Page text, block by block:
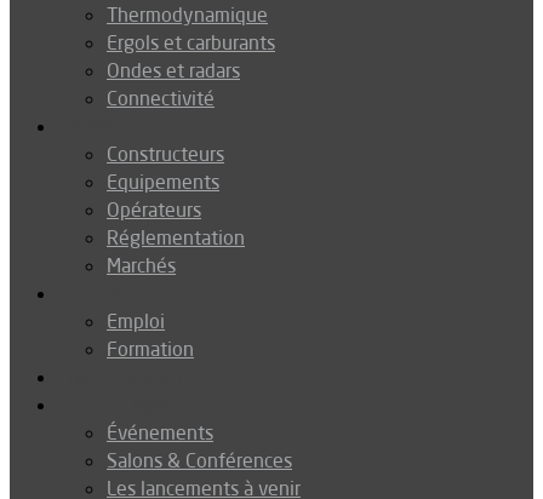
Thermodynamique
Ergols et carburants
Ondes et radars
Connectivité
Constructeurs
Equipements
Opérateurs
Réglementation
Marchés
Emploi
Formation
Événements
Salons & Conférences
Les lancements à venir